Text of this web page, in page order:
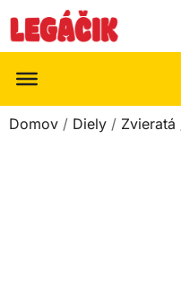
Domov / Diely / Zvieratá